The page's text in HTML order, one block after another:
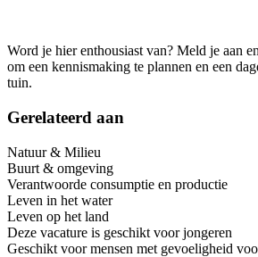
Word je hier enthousiast van? Meld je aan
om een kennismaking te plannen en een
tuin.
Gerelateerd aan
Natuur & Milieu
Buurt & omgeving
Verantwoorde consumptie en productie
Leven in het water
Leven op het land
Deze vacature is geschikt voor jongeren
Geschikt voor mensen met gevoeligheid